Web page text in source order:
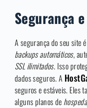
Segurança
A segurança do seu site
backups automáticos,
SSL ilimitados. Isso
dados seguros. A
seguros e estáveis. Eles
alguns planos de